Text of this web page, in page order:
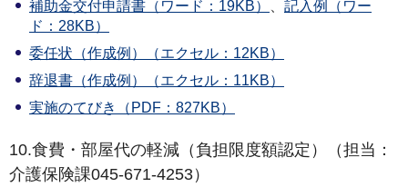
補助金交付申請書（ワード：19KB）
記入例（ワー
ド：28KB）
委任状（作成例）（エクセル：12KB）
辞退書（作成例）（エクセル：11KB）
実施のてびき（PDF：827KB）
10.食費・部屋代の軽減（負担限度額認定）（担当：
介護保険課045-671-4253）